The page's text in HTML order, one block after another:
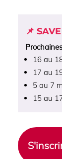
📌
16 au
17 au
5 au 7
15 au